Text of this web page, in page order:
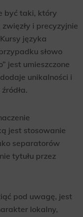
być taki, który
i precyzyjnie
języka
słowo
jest umieszczone
unikalności i
jest stosowanie
separatorów
tytułu przez
pod uwagę, jest
lokalny,